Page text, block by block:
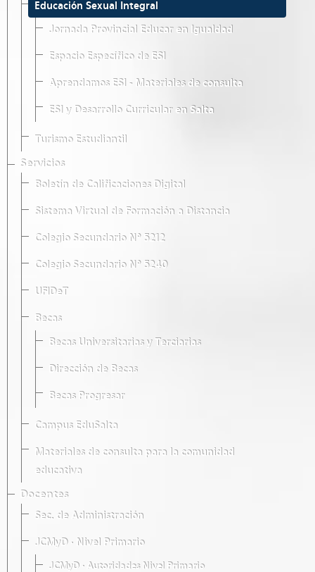
Educación Sexual Integral
Jornada Provincial Educar en Igualdad
Espacio Específico de ESI
Aprendamos ESI - Materiales de consulta
ESI y Desarrollo Curricular en Salta
Turismo Estudiantil
Servicios
Boletín de Calificaciones Digital
Sistema Virtual de Formación a Distancia
Colegio Secundario Nº 5212
Colegio Secundario Nº 5240
UFIDeT
Becas
Becas Universitarias y Terciarias
Dirección de Becas
Becas Progresar
Campus EduSalta
Materiales de consulta para la comunidad
educativa
Docentes
Sec. de Administración
JCMyD · Nivel Primario
JCMyD · Autoridades Nivel Primario